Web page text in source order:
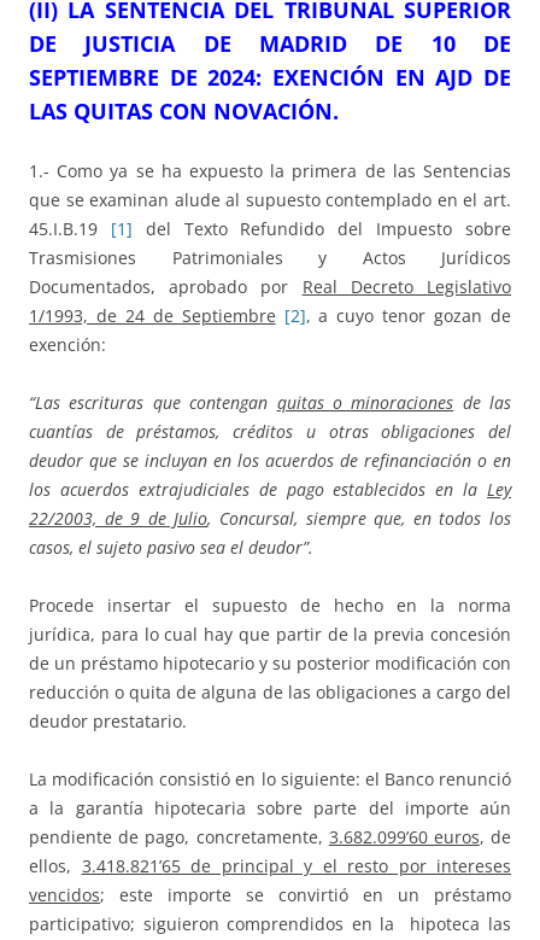
(II) LA SENTENCIA DEL TRIBUNAL SUPERIOR
DE JUSTICIA DE MADRID DE 10 DE
SEPTIEMBRE DE 2024: EXENCIÓN EN AJD DE
LAS QUITAS CON NOVACIÓN.
1.- Como ya se ha expuesto la primera de las Sentencias
que se examinan alude al supuesto contemplado en el art.
45.I.B.19 [1] del Texto Refundido del Impuesto sobre
Trasmisiones Patrimoniales y Actos Jurídicos
Documentados, aprobado por Real Decreto Legislativo
1/1993, de 24 de Septiembre [2], a cuyo tenor gozan de
exención:
“Las escrituras que contengan quitas o minoraciones de las
cuantías de préstamos, créditos u otras obligaciones del
deudor que se incluyan en los acuerdos de refinanciación o en
los acuerdos extrajudiciales de pago establecidos en la Ley
22/2003, de 9 de Julio, Concursal, siempre que, en todos los
casos, el sujeto pasivo sea el deudor”.
Procede insertar el supuesto de hecho en la norma
jurídica, para lo cual hay que partir de la previa concesión
de un préstamo hipotecario y su posterior modificación con
reducción o quita de alguna de las obligaciones a cargo del
deudor prestatario.
La modificación consistió en lo siguiente: el Banco renunció
a la garantía hipotecaria sobre parte del importe aún
pendiente de pago, concretamente, 3.682.099’60 euros, de
ellos, 3.418.821’65 de principal y el resto por intereses
vencidos; este importe se convirtió en un préstamo
participativo; siguieron comprendidos en la hipoteca las